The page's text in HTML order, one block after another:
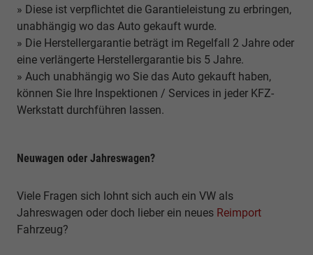
» Diese ist verpflichtet die Garantieleistung zu erbringen,
unabhängig wo das Auto gekauft wurde.
» Die Herstellergarantie beträgt im Regelfall 2 Jahre oder
eine verlängerte Herstellergarantie bis 5 Jahre.
» Auch unabhängig wo Sie das Auto gekauft haben,
können Sie Ihre Inspektionen / Services in jeder KFZ-
Werkstatt durchführen lassen.
Neuwagen oder Jahreswagen?
Viele Fragen sich lohnt sich auch ein VW als
Jahreswagen oder doch lieber ein neues Reimport
Fahrzeug?